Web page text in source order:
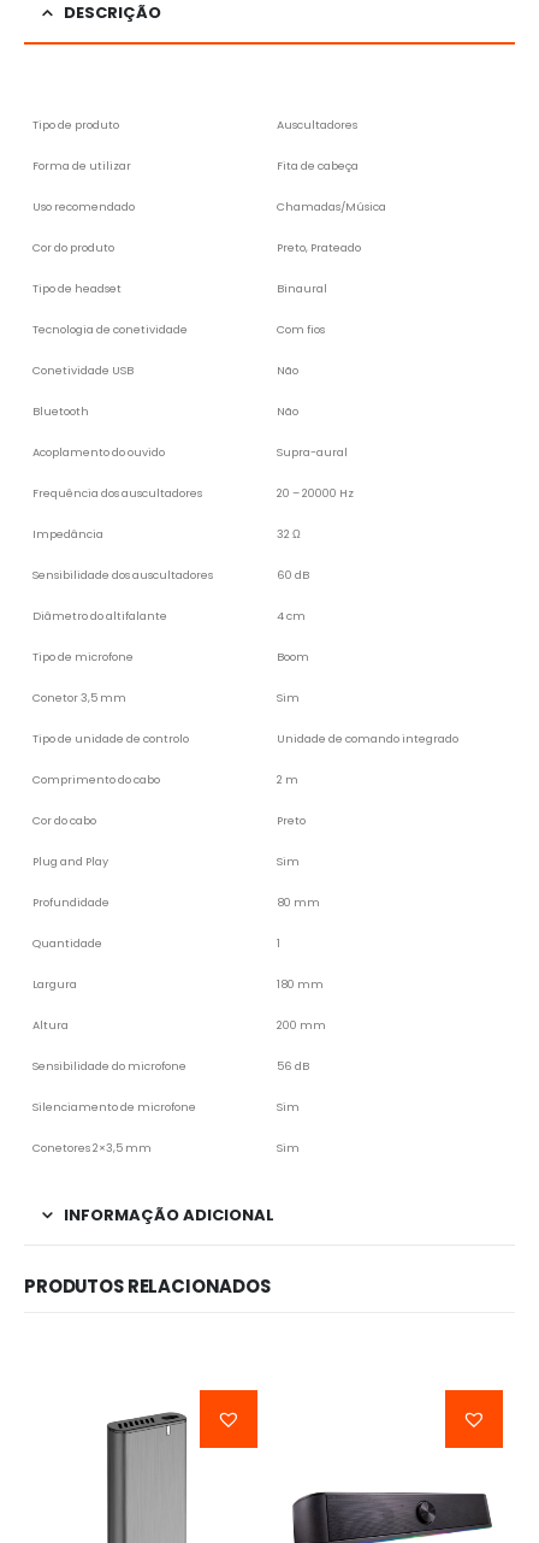
DESCRIÇÃO
Tipo de produto Auscultadores
Forma de utilizar Fita de cabeça
Uso recomendado Chamadas/Música
Cor do produto Preto, Prateado
Tipo de headset Binaural
Tecnologia de conetividade Com fios
Conetividade USB Não
Bluetooth Não
Acoplamento do ouvido Supra-aural
Frequência dos auscultadores 20 – 20000 Hz
Impedância 32 Ω
Sensibilidade dos auscultadores 60 dB
Diâmetro do altifalante 4 cm
Tipo de microfone Boom
Conetor 3,5 mm Sim
Tipo de unidade de controlo Unidade de comando integrado
Comprimento do cabo 2 m
Cor do cabo Preto
Plug and Play Sim
Profundidade 80 mm
Quantidade 1
Largura 180 mm
Altura 200 mm
Sensibilidade do microfone 56 dB
Silenciamento de microfone Sim
Conetores 2×3,5 mm Sim
INFORMAÇÃO ADICIONAL
PRODUTOS RELACIONADOS